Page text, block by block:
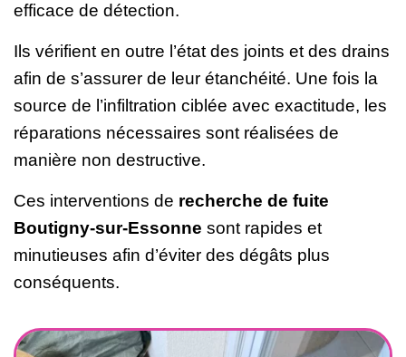
efficace de détection.
Ils vérifient en outre l’état des joints et des drains
afin de s’assurer de leur étanchéité. Une fois la
source de l’infiltration ciblée avec exactitude, les
réparations nécessaires sont réalisées de
manière non destructive.
Ces interventions de recherche de fuite
Boutigny-sur-Essonne sont rapides et
minutieuses afin d’éviter des dégâts plus
conséquents.